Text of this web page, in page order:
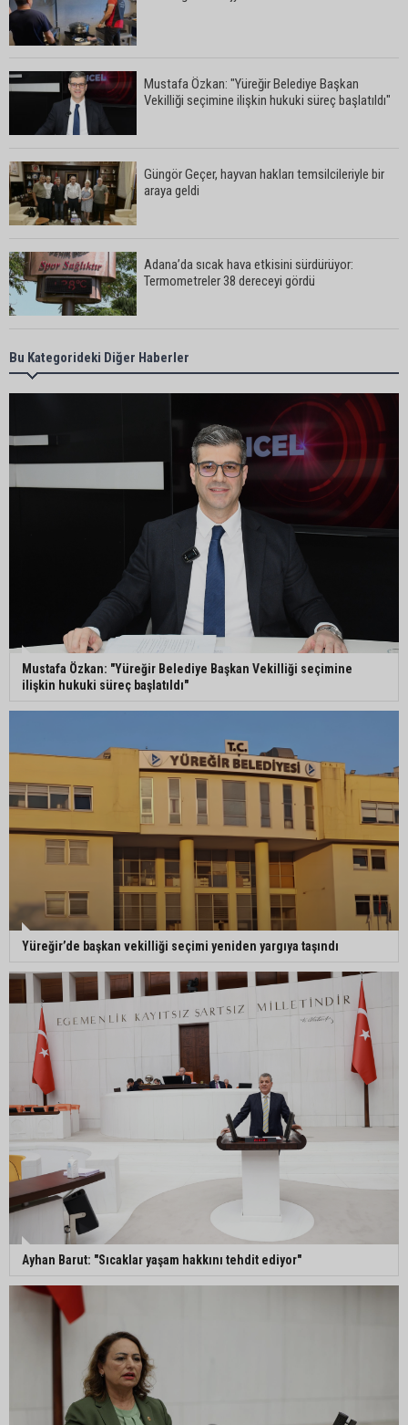
Mustafa Özkan: "Yüreğir Belediye Başkan
Vekilliği seçimine ilişkin hukuki süreç başlatıldı"
Güngör Geçer, hayvan hakları temsilcileriyle bir
araya geldi
Adana’da sıcak hava etkisini sürdürüyor:
Termometreler 38 dereceyi gördü
Yüreğir’de başkan vekilliği seçimi yeniden yargıya
taşındı
Adanalı sanatçıdan üzücü haber: Konserlerine
ara verdi
Büyükşehirden üreticiye 168 adet süt sağım
makinesi
Ayhan Barut: "Sıcaklar yaşam hakkını tehdit
ASKİ'den Bakımyurdu Caddesi'nde içme suyu
Müzeyyen Şevkin: "Yolcu garantisi verilen
havalimanında 100 emekçi neden işten
çıkarılıyor?"
Bu Kategorideki Diğer Haberler
Mustafa Özkan: "Yüreğir Belediye Başkan Vekilliği seçimine
ilişkin hukuki süreç başlatıldı"
Yüreğir’de başkan vekilliği seçimi yeniden yargıya taşındı
Ayhan Barut: "Sıcaklar yaşam hakkını tehdit ediyor"